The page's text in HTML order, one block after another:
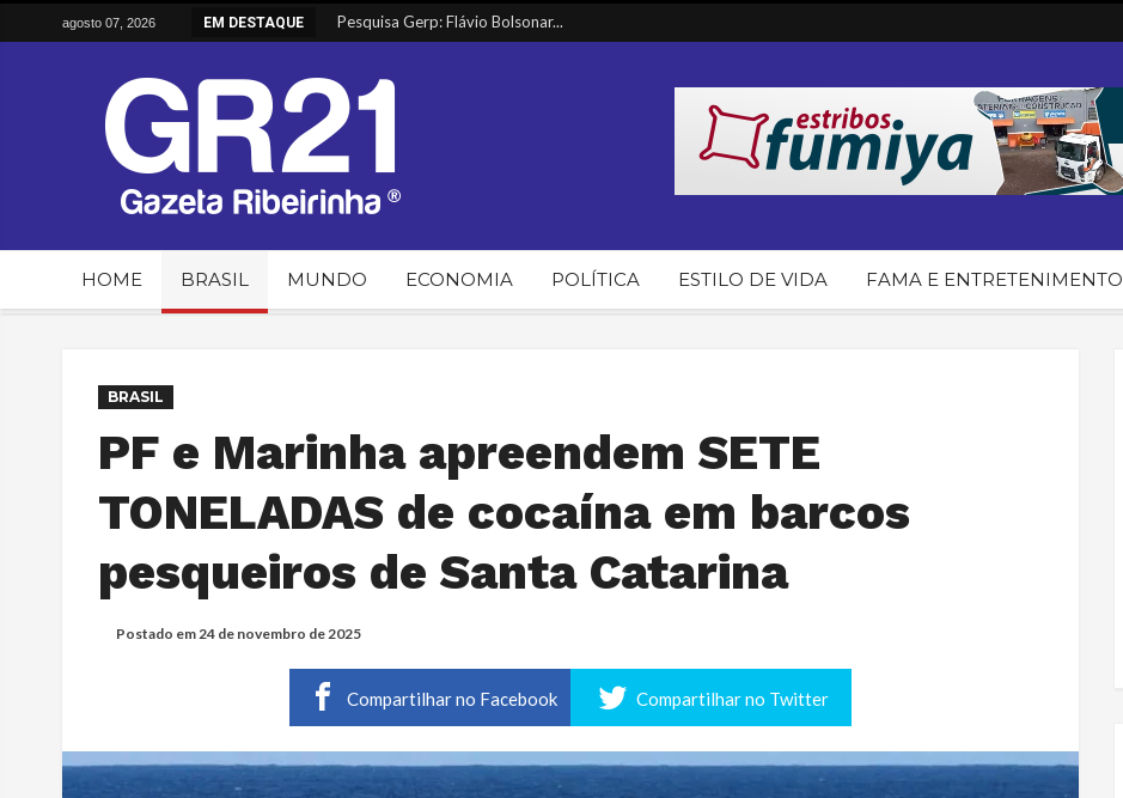
agosto 07, 2026 EM DESTAQUE
Vulnerabilidades em Urnas Elet...
Alimentos sobem e têm maior in...
Entenda o envolvimento do PT d...
HOME BRASIL MUNDO ECONOMIA POLÍTICA ESTILO DE VIDA FAMA E ENTRETENIMENTO
BRASIL
PF e Marinha apreendem SETE
TONELADAS de cocaína em barcos
pesqueiros de Santa Catarina
Postado em24 de novembro de 2025
Compartilhar no Facebook Compartilhar no Twitter